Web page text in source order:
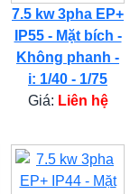
7.5 kw 3pha EP+
IP55 - Mặt bích -
Không phanh -
i: 1/40 - 1/75
Giá: Liên hệ